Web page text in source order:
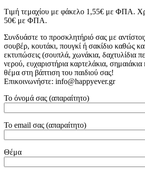
Tιμή τεμαχίου με φάκελο 1,55€ με ΦΠΑ.
50€ με ΦΠΑ.
Συνδυάστε το προσκλητήριό σας με
σουβέρ, κουτάκι, πουγκί ή σακίδιο καθώς
εκτυπώσεις (σουπλά, χωνάκια, δαχτυλίδια
νερού, ευχαριστήρια καρτελάκια,
θέμα στη βάπτιση του παιδιού σας!
Επικοινωνήστε: info@happyever.gr
Το όνομά σας (απαραίτητο)
Το email σας (απαραίτητο)
Θέμα